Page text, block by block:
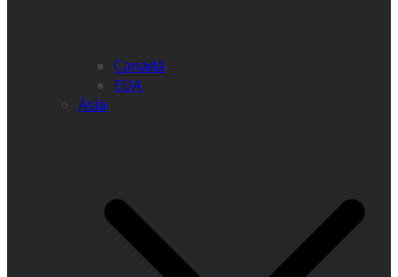
Canadá
EUA
Ásia